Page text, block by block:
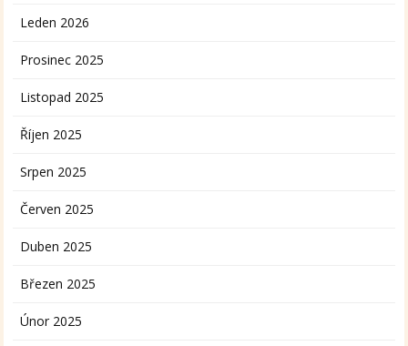
Leden 2026
Prosinec 2025
Listopad 2025
Říjen 2025
Srpen 2025
Červen 2025
Duben 2025
Březen 2025
Únor 2025